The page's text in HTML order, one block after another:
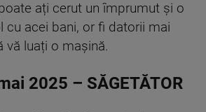
ați cerut un împrumut și o
cu acei bani, or fi datorii mai
vă luați o mașină.
2025 – SĂGETĂTOR